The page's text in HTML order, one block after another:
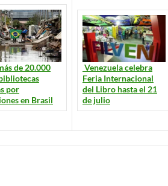
de 20.000
por
en Brasil
Venezuela celebra
Feria Internacional
del Libro hasta el 21
de julio